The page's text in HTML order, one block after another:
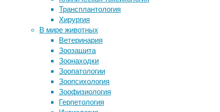
Трансплантология
Хирургия
В мире животных
Ветеринария
Зоозащита
Зоонаходки
Зоопатологии
Зоопсихология
Зоофизиология
Герпетология
13/03/2019
биотехнология,
болезнь
Альцгеймера,
генная
инженерия,
медицина,
мозг ,
нейрофизиология,
память
здоровье
Загрязнение воздуха мешает
спариванию насекомых
Бактерии ожирения портят
иммунитет, тем самым помогая
выжить злокачественным клеткам
Следите за новостями